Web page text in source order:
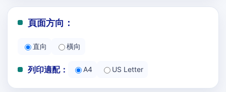
頁面方向：
直向 橫向
列印適配： A4 US Letter